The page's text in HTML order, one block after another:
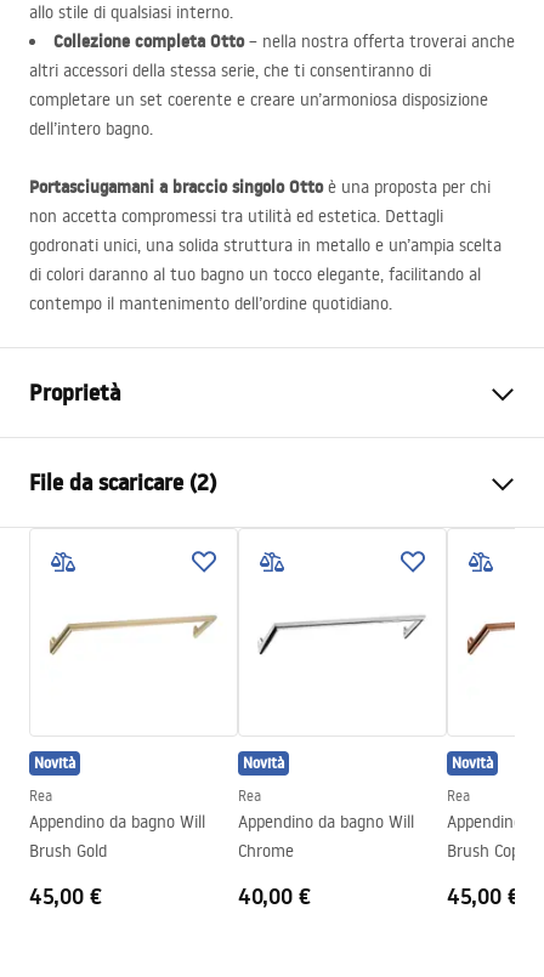
allo stile di qualsiasi interno.
Collezione completa Otto– nella nostra offerta troverai anche
altri accessori della stessa serie, che ti consentiranno di
completare un set coerente e creare un’armoniosa disposizione
dell’intero bagno.
Portasciugamani a braccio singolo Ottoè una proposta per chi
non accetta compromessi tra utilità ed estetica. Dettagli
godronati unici, una solida struttura in metallo e un’ampia scelta
di colori daranno al tuo bagno un tocco elegante, facilitando al
contempo il mantenimento dell’ordine quotidiano.
Proprietà
Materiale
Metodo di installazione
A vite
Larghezza
265
Profondità
File da scaricare (2)
Condizioni di garanzia
Novità
Rea
Appendino da bagno Will
Brush Gold
45,00 €
Novità
Rea
Appendino da bagno Will
Chrome
40,00 €
Novità
Rea
Appendino
Brush Copper
45,00 €